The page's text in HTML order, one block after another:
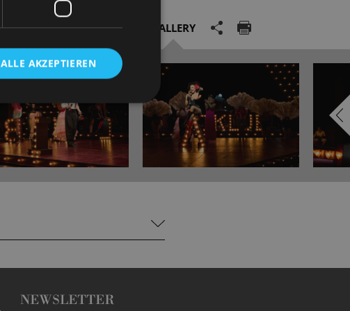
GALLERY
NEWSLETTER
ALLE AKZEPTIEREN